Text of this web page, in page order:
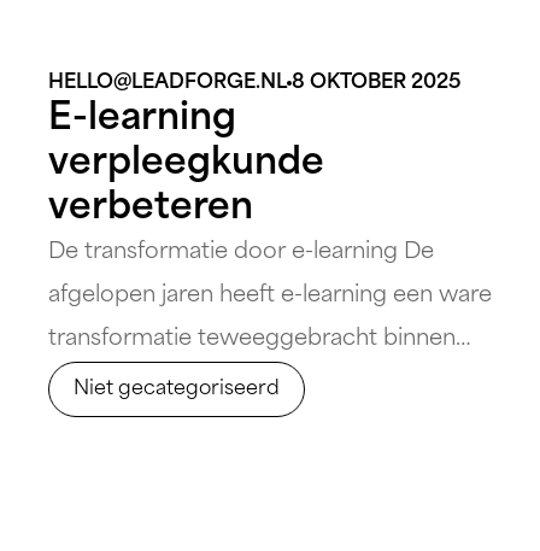
HELLO@LEADFORGE.NL 8 OKTOBER 2025
E-learning
verpleegkunde
verbeteren
De transformatie door e-learning De
afgelopen jaren heeft e-learning een ware
transformatie teweeggebracht binnen
het verpleegkundig onderwijs. Dankzij de
Niet gecategoriseerd